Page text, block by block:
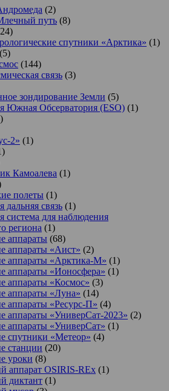
(2)
путь (8)
спутники «Арктика» (1)
(5)
(144)
связь (3)
зондирование Земли (5)
Южная Обсерватория (ESO) (1)
2» (1)
Камоалева (1)
полеты (1)
дальняя связь (1)
система для наблюдения
региона (1)
аппараты (68)
аппараты «Аист» (2)
аппараты «Арктика-М» (1)
аппараты «Ионосфера» (1)
аппараты «Космос» (3)
аппараты «Луна» (14)
аппараты «Ресурс-П» (4)
аппараты «УниверСат-2023» (2)
аппараты «УниверСат» (1)
спутники «Метеор» (4)
станции (20)
уроки (8)
аппарат OSIRIS-REx (1)
диктант (1)